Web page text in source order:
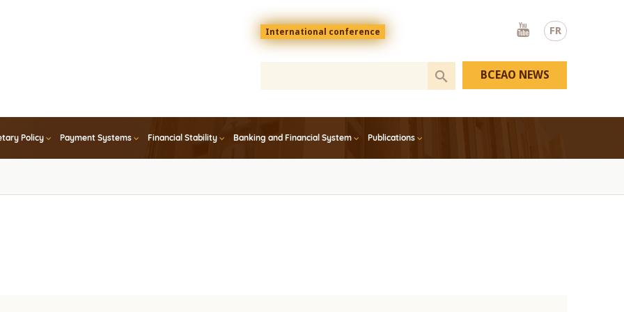
FR
Menu
top
En
International conference
Youtube
Policy Payment Systems Financial Stability Banking and Financial System Publications
BCEAO NEWS